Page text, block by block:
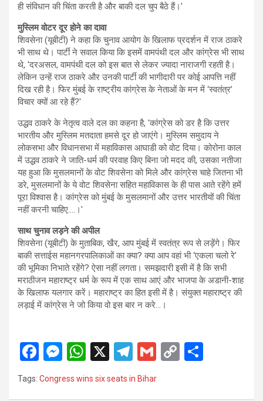
ही संविधान की चिंता करती है और बाकी दल चुप बैठे हैं।'
मुस्लिम वोटर दूर होने का दावा
शिवसेना (यूबीटी) ने कहा कि चुनाव आयोग के खिलाफ प्रदर्शन में राज ठाकरे
भी साथ थे। पार्टी ने सवाल किया कि इसमें वामपंथी दल और कांग्रेस भी साथ
थे, 'दरअसल, वामपंथी दल को इस बात से लेकर ज्यादा नाराजगी रहती है।
लेकिन उन्हें राज ठाकरे और उनकी पार्टी की भागीदारी पर कोई आपत्ति नहीं
दिख रही है। फिर मुंबई के राष्ट्रीय कांग्रेस के नेताओं के मन में ‘स्वतंत्र’
विचार क्यों आ रहे हैं?'
उद्धव ठाकरे के नेतृत्व वाले दल का कहना है, 'कांग्रेस को डर है कि उत्तर
भारतीय और मुस्लिम मतदाता हमसे दूर हो जाएंगे। मुस्लिम समुदाय ने
लोकसभा और विधानसभा में महाविकास आघाडी को वोट दिया। कोरोना काल
में उद्धव ठाकरे ने जाति-धर्म की परवाह किए बिना जो मदद की, उसका नतीजा
यह हुआ कि मुसलमानों के वोट शिवसेना को मिले और कांग्रेस चाहे जितना भी
डरे, मुसलमानों के ये वोट शिवसेना सहित महाविकास के ही पास आते रहेंगे हमें
पूरा विश्वास है। कांग्रेस को मुंबई के मुसलमानों और उत्तर भारतीयों की चिंता
नहीं करनी चाहिए….।'
साथ चुनाव लड़ने की अपील
शिवसेना (यूबीटी) के मुताबिक, खैर, आप मुंबई में स्वतंत्र रूप से लड़ेंगे। फिर
बाकी सत्ताईस महानगरपालिकाओं का क्या? क्या आप वहां भी ‘एकला चलो रे’
की भूमिका निभाते रहेंगे? ऐसा नहीं लगता। समझदारी इसी में है कि सभी
मराठीजन महाराष्ट्र धर्म के रूप में एक साथ आएं और भाजपा के अडानी-शाह
के खिलाफ यलगार करें। महाराष्ट्र का हित इसी में है। संयुक्त महाराष्ट्र की
लड़ाई में कांग्रेस ने जो किया वो इस बार न करे…।
F
a
ce
M
se
W
at
X
T
el
e
G
C
Tags: Congress wins six seats in Bihar